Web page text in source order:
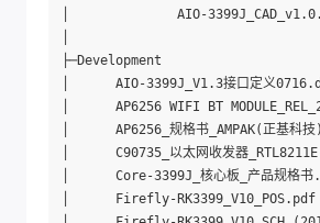
│              AIO-
├─Development
│      AIO-3399J_V1.3接口定义
│      AP6256 WIFI BT
│      AP6256_规格书_AMPAK(正基科技
│      C90735_以太网收发器
│      Core-3399J_核心板_产品规格
│      Firefly-RK3399_V10_POS.pdf